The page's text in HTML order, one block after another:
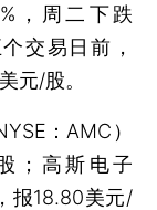
，周二下跌
交易日前，
元/股。
：AMC）
；高斯电子
报18.80美元/